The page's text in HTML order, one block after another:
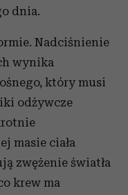
dnia.
Nadciśnienie
wynika
który musi
odżywcze
masie ciała
zwężenie światła
krew ma